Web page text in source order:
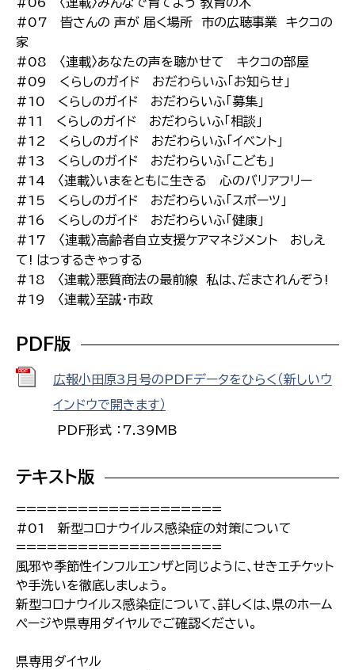
#07 皆さんの 声が 届く場所 市の広聴事業 キクコの
家
#08 〈連載〉あなたの声を聴かせて キクコの部屋
#09 くらしのガイド おだわらいふ｢お知らせ｣
#10 くらしのガイド おだわらいふ｢募集｣
#11 くらしのガイド おだわらいふ｢相談｣
#12 くらしのガイド おだわらいふ｢イベント｣
#13 くらしのガイド おだわらいふ｢こども｣
#14 〈連載〉いまをともに生きる 心のバリアフリー
#15 くらしのガイド おだわらいふ｢スポーツ｣
#16 くらしのガイド おだわらいふ｢健康｣
#17 〈連載〉高齢者自立支援ケアマネジメント おしえ
て! はっするきゃっする
#18 〈連載〉悪質商法の最前線 私は､だまされんぞう!
#19 〈連載〉至誠･市政
PDF版
広報小田原3月号のPDFデータをひらく（新しいウ
インドウで開きます）
PDF形式 ：7.39MB
テキスト版
====================
#01 新型コロナウイルス感染症の対策について
====================
風邪や季節性インフルエンザと同じように､せきエチケット
や手洗いを徹底しましょう｡
新型コロナウイルス感染症について､詳しくは､県のホーム
ページや県専用ダイヤルでご確認ください｡
県専用ダイヤル